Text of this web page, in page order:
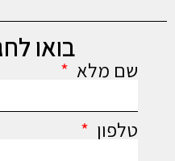
בואו
שם מלא
טלפון